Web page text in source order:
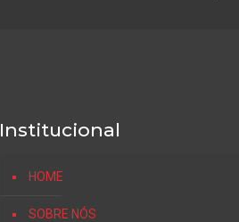
Institucional
HOME
SOBRE NÓS